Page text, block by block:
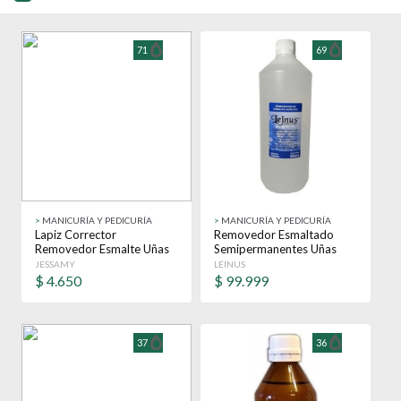
71
> MANICURÍA Y PEDICURÍA
Lapiz Corrector
Removedor Esmalte Uñas
Manicuría Nail Polish
JESSAMY
$4.650
69
> MANICURÍA Y PEDICURÍA
Removedor Esmaltado
Semipermanentes Uñas
Leinus 1 Litro X6
LEINUS
$ 99.999
37 36